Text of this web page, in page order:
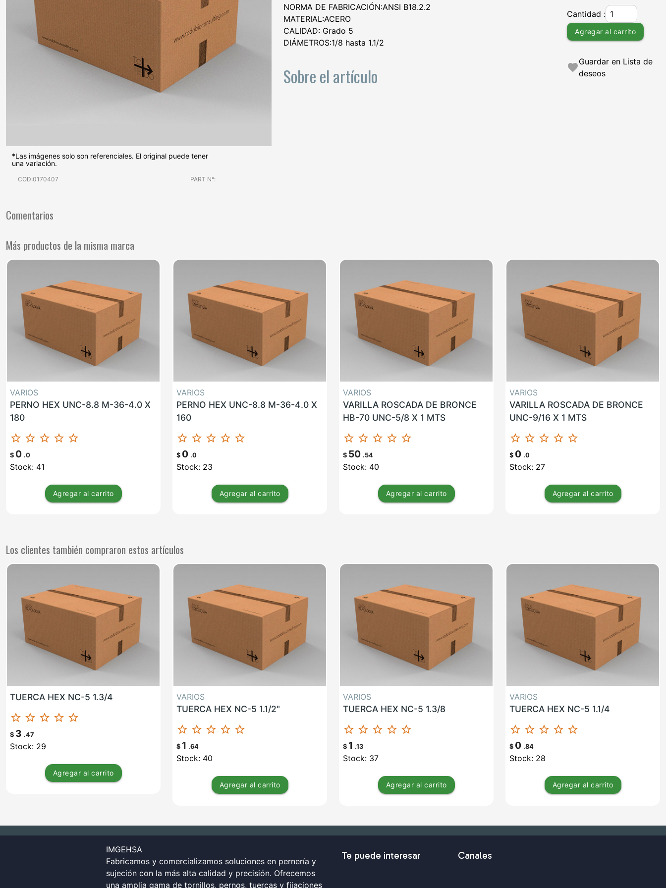
*Las imágenes solo son referenciales. El original puede tener
una variación.
COD:0170407 PART N°:
NORMA DE FABRICACIÓN:ANSI B18.2.2
MATERIAL:ACERO
CALIDAD: Grado 5
DIÁMETROS:1/8 hasta 1.1/2
Sobre el artículo
Cantidad :
Agregar al carrito
favoriteGuardar en Lista de
deseos
Comentarios
Más productos de la misma marca
VARIOS
PERNO HEX UNC-8.8 M-36-4.0 X
180
star_border star_border star_border star_border star_border
$ 0 .0
Stock: 41
Agregar al carrito
VARIOS
PERNO HEX UNC-8.8 M-36-4.0 X
160
star_border star_border star_border star_border star_border
$ 0 .0
Stock: 23
Agregar al carrito
VARIOS
VARILLA ROSCADA DE BRONCE
HB-70 UNC-5/8 X 1 MTS
star_border star_border star_border star_border star_border
$ 50 .54
Stock: 40
Agregar al carrito
VARIOS
VARILLA ROSCADA DE BRONCE
UNC-9/16 X 1 MTS
star_border star_border star_border star_border star_border
$ 0 .0
Stock: 27
Agregar al carrito
Los clientes también compraron estos artículos
TUERCA HEX NC-5 1.3/4
star_border star_border star_border star_border star_border
$ 3 .47
Stock: 29
Agregar al carrito
VARIOS
TUERCA HEX NC-5 1.1/2"
star_border star_border star_border star_border star_border
$ 1 .64
Stock: 40
Agregar al carrito
VARIOS
TUERCA HEX NC-5 1.3/8
star_border star_border star_border star_border star_border
$ 1 .13
Stock: 37
Agregar al carrito
VARIOS
TUERCA HEX NC-5 1.1/4
star_border star_border star_border star_border star_border
$ 0 .84
Stock: 28
Agregar al carrito
IMGEHSA
Fabricamos y comercializamos soluciones en pernería y
sujeción con la más alta calidad y precisión. Ofrecemos
una amplia gama de tornillos, pernos, tuercas y fijaciones
Te puede interesar Canales